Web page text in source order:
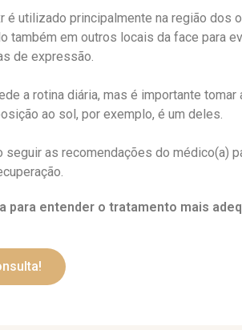
é utilizado principalmente na região dos
também em outros locais da face para
de expressão.
a rotina diária, mas é importante tomar
ao sol, por exemplo, é um deles.
seguir as recomendações do médico(a)
para entender o tratamento mais